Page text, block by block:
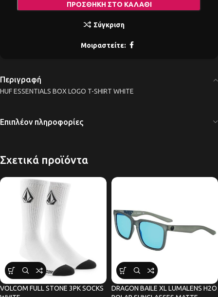
ΠΡΟΣΘΉΚΗ ΣΤΟ ΚΑΛΆΘΙ
Σύγκριση
Μοιραστείτε:
Περιγραφή
HUF ESSENTIALS BOX LOGO T-SHIRT WHITE
Επιπλέον πληροφορίες
Σχετικά προϊόντα
VOLCOM FULL STONE 3PK SOCKS
DRAGON BAILE XL LUMALENS H2O